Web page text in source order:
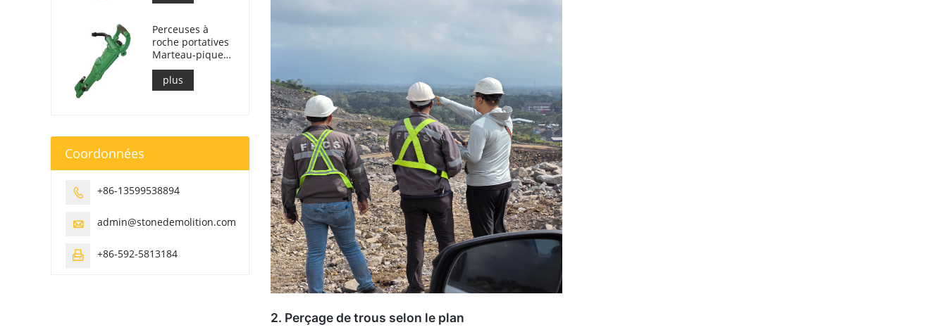
2. Perçage de trous selon le plan
Perceuses à
roche portatives
Marteau-piqueur
Y24
plus
Coordonnées
 +86-13599538894
 admin@stonedemolition.com
 +86-592-5813184